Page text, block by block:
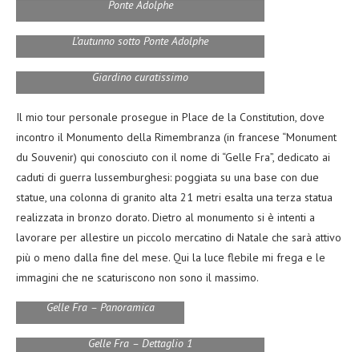
Ponte Adolphe
L’autunno sotto Ponte Adolphe
Giardino curatissimo
Il mio tour personale prosegue in Place de la Constitution, dove
incontro il Monumento della Rimembranza (in francese “Monument
du Souvenir) qui conosciuto con il nome di “Gelle Fra”, dedicato ai
caduti di guerra lussemburghesi: poggiata su una base con due
statue, una colonna di granito alta 21 metri esalta una terza statua
realizzata in bronzo dorato. Dietro al monumento si è intenti a
lavorare per allestire un piccolo mercatino di Natale che sarà attivo
più o meno dalla fine del mese. Qui la luce flebile mi frega e le
immagini che ne scaturiscono non sono il massimo.
Gelle Fra – Panoramica
Gelle Fra – Dettaglio 1